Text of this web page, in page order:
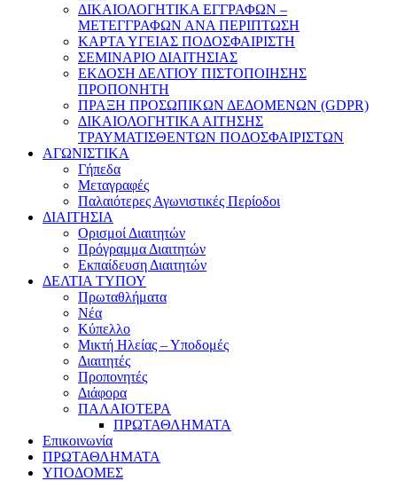
ΔΙΚΑΙΟΛΟΓΗΤΙΚΑ ΕΓΓΡΑΦΩΝ –
ΜΕΤΕΓΓΡΑΦΩΝ ΑΝΑ ΠΕΡΙΠΤΩΣΗ
ΚΑΡΤΑ ΥΓΕΙΑΣ ΠΟΔΟΣΦΑΙΡΙΣΤΗ
ΣΕΜΙΝΑΡΙΟ ΔΙΑΙΤΗΣΙΑΣ
ΕΚΔΟΣΗ ΔΕΛΤΙΟΥ ΠΙΣΤΟΠΟΙΗΣΗΣ
ΠΡΟΠΟΝΗΤΗ
ΠΡΑΞΗ ΠΡΟΣΩΠΙΚΩΝ ΔΕΔΟΜΕΝΩΝ (GDPR)
ΔΙΚΑΙΟΛΟΓΗΤΙΚΑ ΑΙΤΗΣΗΣ
ΤΡΑΥΜΑΤΙΣΘΕΝΤΩΝ ΠΟΔΟΣΦΑΙΡΙΣΤΩΝ
ΑΓΩΝΙΣΤΙΚΑ
Γήπεδα
Μεταγραφές
Παλαιότερες Αγωνιστικές Περίοδοι
ΔΙΑΙΤΗΣΙΑ
Ορισμοί Διαιτητών
Πρόγραμμα Διαιτητών
Εκπαίδευση Διαιτητών
ΔΕΛΤΙΑ ΤΥΠΟΥ
Πρωταθλήματα
Νέα
Κύπελλο
Μικτή Ηλείας – Υποδομές
Διαιτητές
Προπονητές
Διάφορα
ΠΑΛΑΙΟΤΕΡΑ
ΠΡΩΤΑΘΛΗΜΑΤΑ
Επικοινωνία
ΠΡΩΤΑΘΛΗΜΑΤΑ
ΥΠΟΔΟΜΕΣ